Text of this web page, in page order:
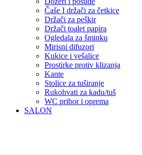
Čaše I držači za četkice
Držači za peškir
Držači toalet papira
Ogledala za šminku
Mirisni difuzori
Kukice i vešalice
Prostirke protiv klizanja
Kante
Stolice za tuširanje
Rukohvati za kadu/tuš
WC pribor i oprema
SALON